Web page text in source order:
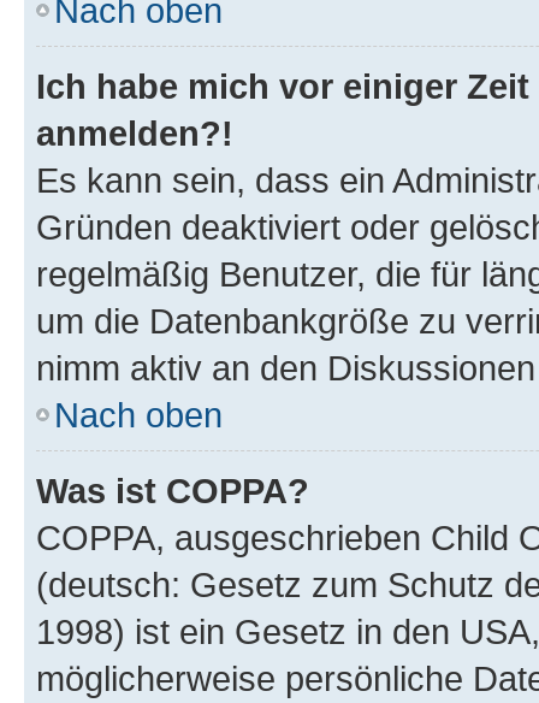
Nach oben
Ich habe mich vor einiger
anmelden?!
Es kann sein, dass ein
Gründen deaktiviert oder
regelmäßig Benutzer, die für
um die Datenbankgröße zu
nimm aktiv an den
Nach oben
Was ist COPPA?
COPPA, ausgeschrieben Child
(deutsch: Gesetz zum Schutz
1998) ist ein Gesetz in den
möglicherweise persönliche